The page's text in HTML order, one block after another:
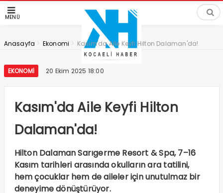
MENÜ
Anasayfa > Ekonomi > Kasım'da Aile Keyfi Hilton Dalaman'da!
EKONOMI 20 Ekim 2025 18:00
Kasım'da Aile Keyfi Hilton
Dalaman'da!
Hilton Dalaman Sarıgerme Resort & Spa, 7–16
Kasım tarihleri arasında okulların ara tatilini,
hem çocuklar hem de aileler için unutulmaz bir
deneyime dönüştürüyor.